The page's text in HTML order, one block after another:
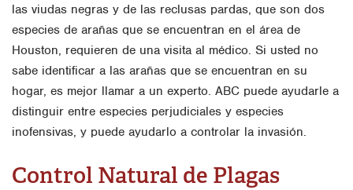
las viudas negras y de las reclusas pardas, que son dos
especies de arañas que se encuentran en el área de
Houston, requieren de una visita al médico. Si usted no
sabe identificar a las arañas que se encuentran en su
hogar, es mejor llamar a un experto. ABC puede ayudarle a
distinguir entre especies perjudiciales y especies
inofensivas, y puede ayudarlo a controlar la invasión.
Control Natural de Plagas